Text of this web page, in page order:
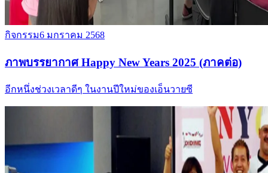
กิจกรรม6 มกราคม 2568
ภาพบรรยากาศ Happy New Years 2025 (ภาคต่อ)
อีกหนึ่งช่วงเวลาดีๆ ในงานปีใหม่ของเอ็นวายซี